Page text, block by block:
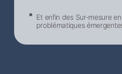
Et enfin des Sur-mesure
problématiques